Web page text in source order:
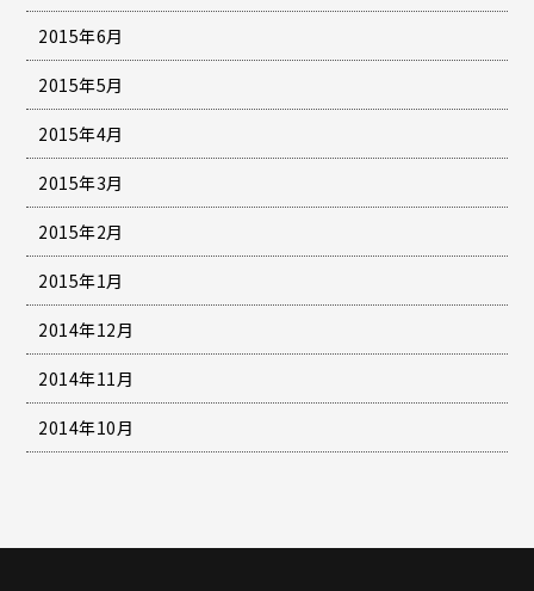
2015年6月
2015年5月
2015年4月
2015年3月
2015年2月
2015年1月
2014年12月
2014年11月
2014年10月